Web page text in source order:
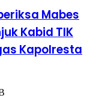
Mabes
Kabid TIK
Kapolresta